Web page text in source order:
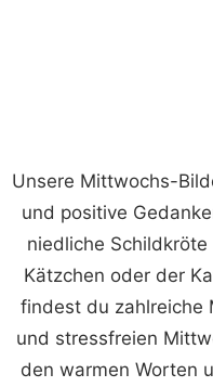
Unsere Mittwochs-
und positive
niedliche
Kätzchen oder der
findest du zahlreiche
und stressfreien
den warmen Worten